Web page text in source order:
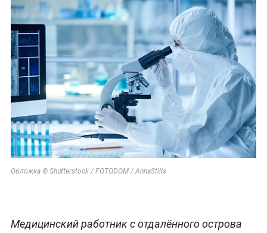
Обложка © Shutterstock / FOTODOM / AnnaStills
Медицинский работник с отдалённого острова